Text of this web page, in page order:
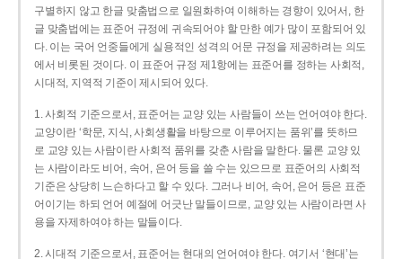
구별하지 않고 한글 맞춤법으로 일원화하여 이해하는 경향이 있어서, 한
글 맞춤법에는 표준어 규정에 귀속되어야 할 만한 예가 많이 포함되어 있
다. 이는 국어 언중들에게 실용적인 성격의 어문 규정을 제공하려는 의도
에서 비롯된 것이다. 이 표준어 규정 제1항에는 표준어를 정하는 사회적,
시대적, 지역적 기준이 제시되어 있다.
1. 사회적 기준으로서, 표준어는 교양 있는 사람들이 쓰는 언어여야 한다.
교양이란 ‘학문, 지식, 사회생활을 바탕으로 이루어지는 품위’를 뜻하므
로 교양 있는 사람이란 사회적 품위를 갖춘 사람을 말한다. 물론 교양 있
는 사람이라도 비어, 속어, 은어 등을 쓸 수는 있으므로 표준어의 사회적
기준은 상당히 느슨하다고 할 수 있다. 그러나 비어, 속어, 은어 등은 표준
어이기는 하되 언어 예절에 어긋난 말들이므로, 교양 있는 사람이라면 사
용을 자제하여야 하는 말들이다.
2. 시대적 기준으로서, 표준어는 현대의 언어여야 한다. 여기서 ‘현대’는